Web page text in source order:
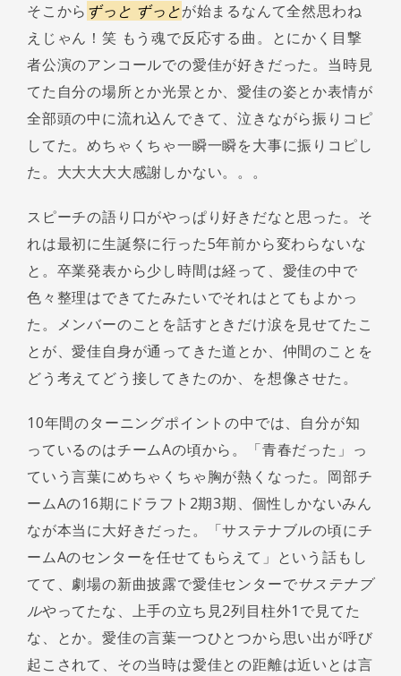
そこから ずっと ずっとが始まるなんて全然思わね
えじゃん！笑 もう魂で反応する曲。とにかく目撃
者公演のアンコールでの愛佳が好きだった。当時見
てた自分の場所とか光景とか、愛佳の姿とか表情が
全部頭の中に流れ込んできて、泣きながら振りコピ
してた。めちゃくちゃ一瞬一瞬を大事に振りコピし
た。大大大大大感謝しかない。。。
スピーチの語り口がやっぱり好きだなと思った。そ
れは最初に生誕祭に行った5年前から変わらないな
と。卒業発表から少し時間は経って、愛佳の中で
色々整理はできてたみたいでそれはとてもよかっ
た。メンバーのことを話すときだけ涙を見せてたこ
とが、愛佳自身が通ってきた道とか、仲間のことを
どう考えてどう接してきたのか、を想像させた。
10年間のターニングポイントの中では、自分が知
っているのはチームAの頃から。「青春だった」っ
ていう言葉にめちゃくちゃ胸が熱くなった。岡部チ
ームAの16期にドラフト2期3期、個性しかないみん
なが本当に大好きだった。「サステナブルの頃にチ
ームAのセンターを任せてもらえて」という話もし
てて、劇場の新曲披露で愛佳センターでサステナブ
ルやってたな、上手の立ち見2列目柱外1で見てた
な、とか。愛佳の言葉一つひとつから思い出が呼び
起こされて、その当時は愛佳との距離は近いとは言